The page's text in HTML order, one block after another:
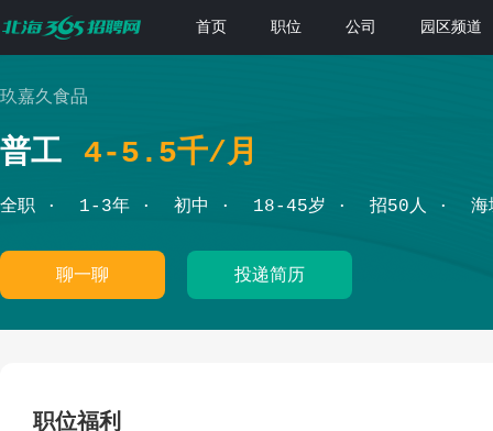
首页 职位 公司 园区频道
玖嘉久食品
普工 4-5.5千/月
全职 1-3年 初中 18-45岁 招50人 海
聊一聊 投递简历
职位福利